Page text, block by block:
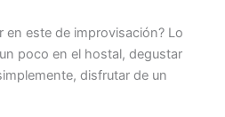
en este de improvisación? Lo
poco en el hostal, degustar
disfrutar de un